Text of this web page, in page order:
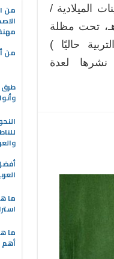
الميلادية /
الهجرية 1379هـ، تحت مظلة
حاليًا )
لعدة
من
من
طرق
ما
ما
أهم